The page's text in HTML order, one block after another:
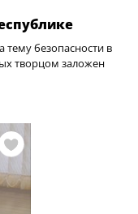
тему безопасности в
творцом заложен